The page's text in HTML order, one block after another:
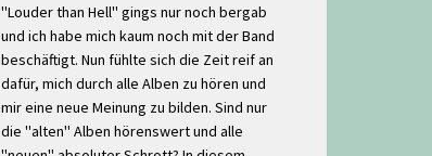
"Louder than Hell" gings nur noch bergab
und ich habe mich kaum noch mit der Band
beschäftigt. Nun fühlte sich die Zeit reif an
dafür, mich durch alle Alben zu hören und
mir eine neue Meinung zu bilden. Sind nur
die "alten" Alben hörenswert und alle